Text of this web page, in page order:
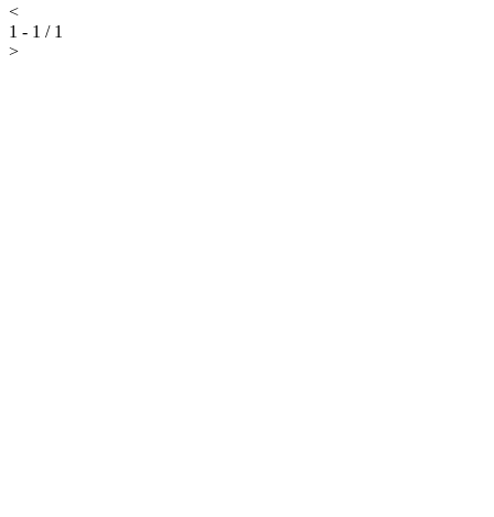
<
1 - 1 / 1
>